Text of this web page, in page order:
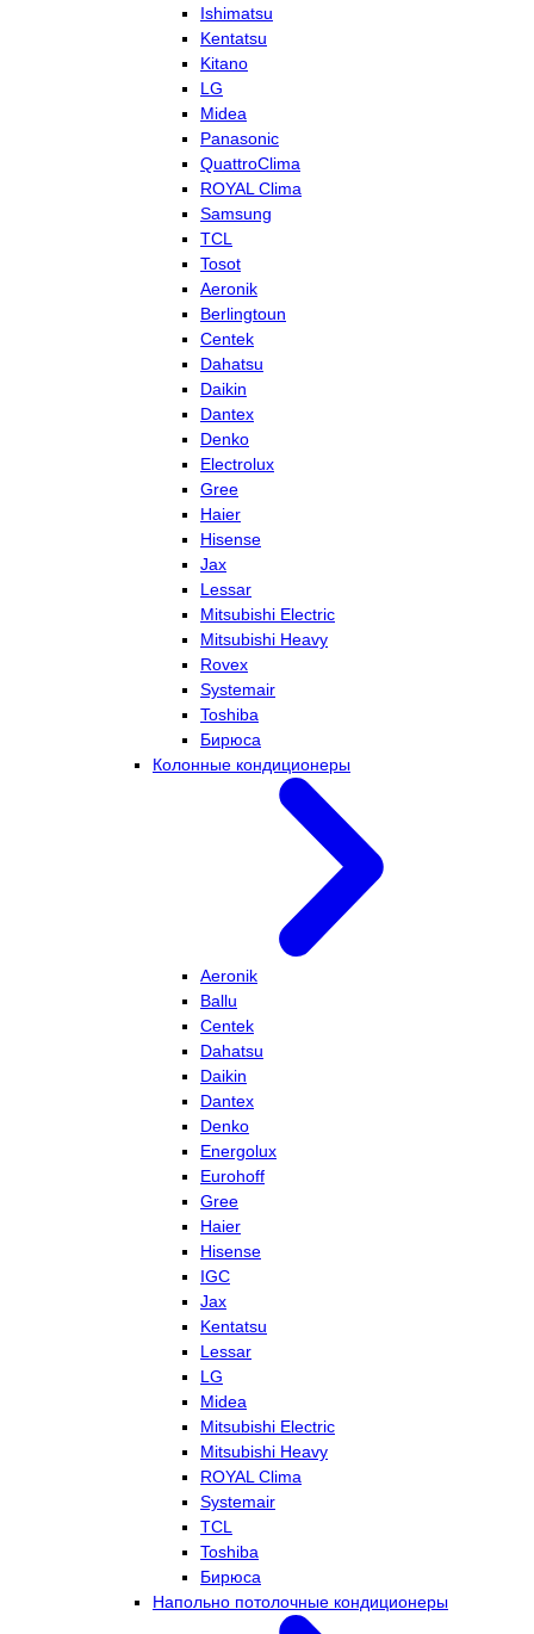
Ishimatsu
Kentatsu
Kitano
LG
Midea
Panasonic
QuattroClima
ROYAL Clima
Samsung
TCL
Tosot
Aeronik
Berlingtoun
Centek
Dahatsu
Daikin
Dantex
Denko
Electrolux
Gree
Haier
Hisense
Jax
Lessar
Mitsubishi Electric
Mitsubishi Heavy
Rovex
Systemair
Toshiba
Бирюса
Колонные кондиционеры
Aeronik
Ballu
Centek
Dahatsu
Daikin
Dantex
Denko
Energolux
Eurohoff
Gree
Haier
Hisense
IGC
Jax
Kentatsu
Lessar
LG
Midea
Mitsubishi Electric
Mitsubishi Heavy
ROYAL Clima
Systemair
TCL
Toshiba
Бирюса
Напольно потолочные кондиционеры